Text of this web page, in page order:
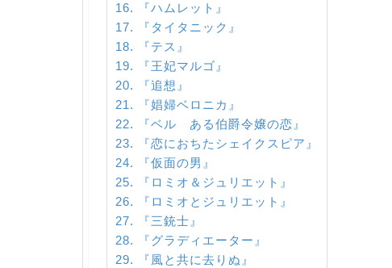
『ハムレット』
『タイタニック』
『テス』
『王妃マルゴ』
『追想』
『娼婦ベロニカ』
『ベル ある伯爵令嬢の恋』
『恋におちたシェイクスピア』
『仮面の男』
『ロミオ＆ジュリエット』
『ロミオとジュリエット』
『三銃士』
『グラディエーター』
『風と共に去りぬ』